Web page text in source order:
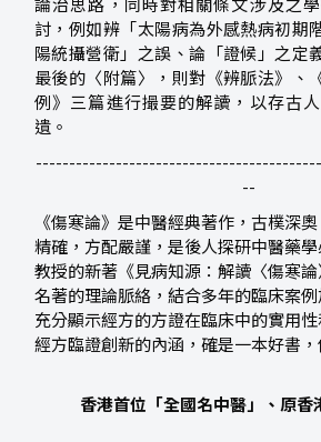
論治思路，同時對相關條文涉及之
討，例如辨「太陽病為外感熱病初期
陽統攝營衛」之誤、論「證候」之定
最後的〈附篇〉，則對《辨脈法》、
例》三篇進行撮要的解讀，以存古
遺。
--
《傷寒論》是中醫經典著作，古樸深
精確，方配嚴謹，是後人探研中醫藥
教授的新著《見病知源：解讀〈傷寒
名著的理論脈絡，結合多年的臨床案例
充分顯示經方的方證在臨床中的實用
經方臨證創新的內涵，確是一本好書，
香港首位「全國名中醫」、原香